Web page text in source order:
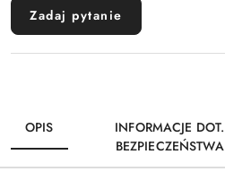
Zadaj pytanie
OPIS
INFORMACJE DOT.
BEZPIECZEŃSTWA